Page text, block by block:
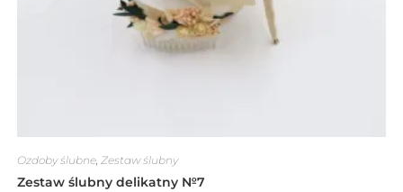
Ozdoby ślubne, Zestaw ślubny
Zestaw ślubny delikatny №7